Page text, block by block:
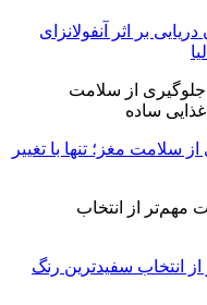
بر اثر آنفولانزای
سلامت مغز؛ تنها با تغییر
انتخاب سفیدترین رنگ